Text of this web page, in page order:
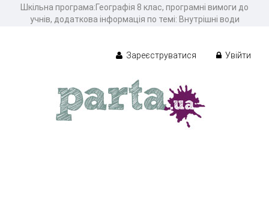
Шкільна програма:Географія 8 клас, програмні вимоги до
учнів, додаткова інформація по темі: Внутрішні води
Зареєструватися Увійти